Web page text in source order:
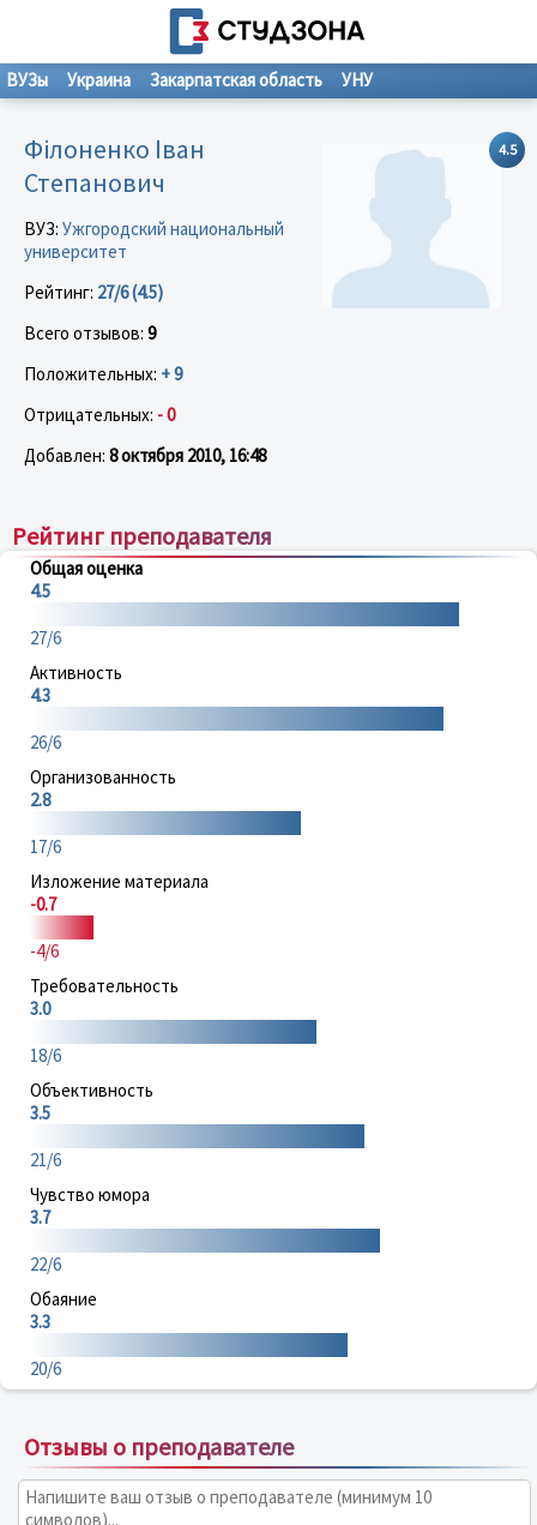
ВУЗы Украина Закарпатская область УНУ
4.5
Філоненко Іван
Степанович
ВУЗ: Ужгородский национальный
университет
Рейтинг: 27/6 (4.5)
Всего отзывов: 9
Положительных: + 9
Отрицательных: - 0
Добавлен: 8 октября 2010, 16:48
Рейтинг преподавателя
Общая оценка
4.5
27/6
Активность
4.3
26/6
Организованность
2.8
17/6
Изложение материала
-0.7
-4/6
Требовательность
3.0
18/6
Объективность
3.5
21/6
Чувство юмора
3.7
22/6
Обаяние
3.3
20/6
Отзывы о преподавателе